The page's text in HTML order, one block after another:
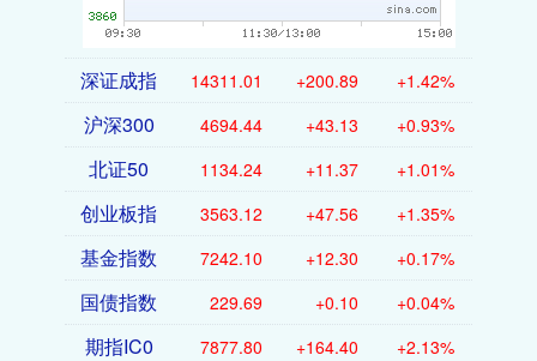
深证成指 14311.01 +200.89 +1.42%
沪深300 4694.44 +43.13 +0.93%
北证50 1134.24 +11.37 +1.01%
创业板指 3563.12 +47.56 +1.35%
基金指数 7242.10 +12.30 +0.17%
国债指数 229.69 +0.10 +0.04%
期指IC0 7877.80 +164.40 +2.13%